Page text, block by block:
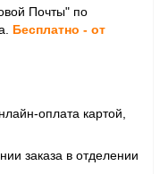
Почты" по
Бесплатно - от
оплата картой,
заказа в отделении